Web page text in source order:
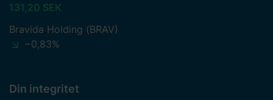
131,20 SEK
Bravida Holding (BRAV)
−0,83%
Din integritet